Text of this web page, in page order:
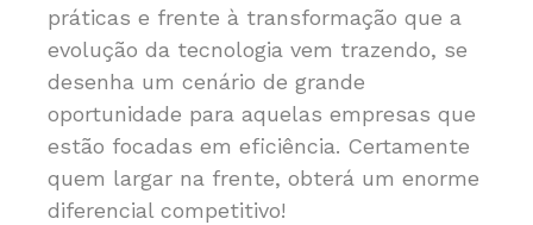
práticas e frente à transformação que a
evolução da tecnologia vem trazendo, se
desenha um cenário de grande
oportunidade para aquelas empresas que
estão focadas em eficiência. Certamente
quem largar na frente, obterá um enorme
diferencial competitivo!